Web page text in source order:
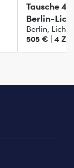
Tausche
Berlin-
Berlin,
505 € | 4 Zi.